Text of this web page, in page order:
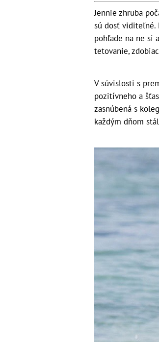
Jennie zhruba
sú dosť viditeľné.
pohľade na ne si
tetovanie,
V súvislosti s
pozitívneho a
zasnúbená s
každým dňom